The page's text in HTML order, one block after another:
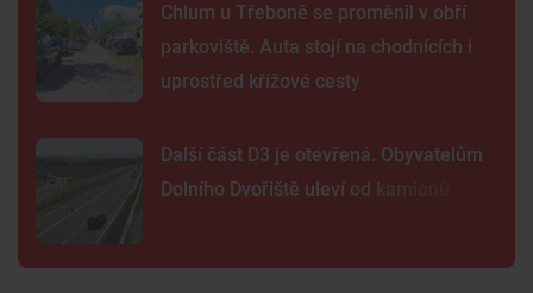
Chlum u Třeboně se proměnil v obří
parkoviště. Auta stojí na chodnících i
uprostřed křížové cesty
Další část D3 je otevřená. Obyvatelům
Dolního Dvořiště uleví od kamionů